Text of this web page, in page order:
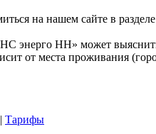
на нашем сайте в
энерго НН» может
от места проживания
| Тарифы